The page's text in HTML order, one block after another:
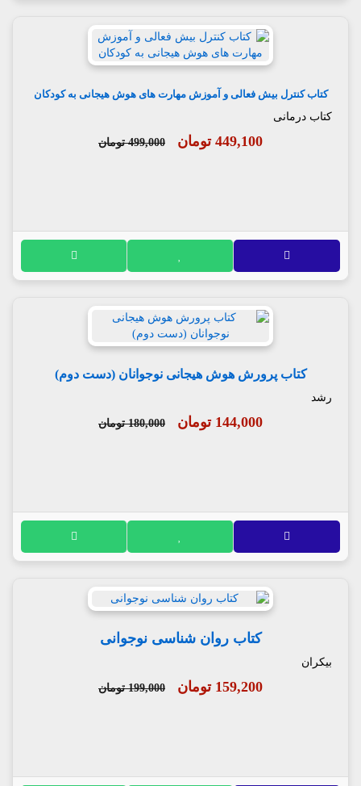
کتاب کنترل بیش فعالی و آموزش مهارت های هوش هیجانی به کودکان
کتاب درمانی
449,100 تومان 499,000 تومان
کتاب پرورش هوش هیجانی نوجوانان (دست دوم)
رشد
144,000 تومان 180,000 تومان
کتاب روان شناسی نوجوانی
بیکران
159,200 تومان 199,000 تومان